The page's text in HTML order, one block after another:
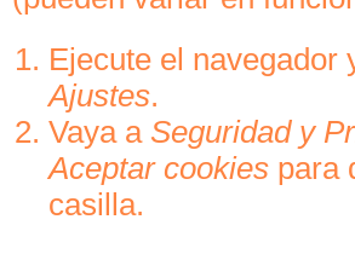
Ejecute el
Ajustes.
Vaya a Seguridad y
Aceptar cookies para
casilla.